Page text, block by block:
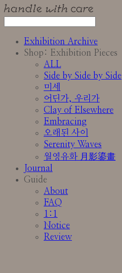
Exhibition Archive
Shop: Exhibition Pieces
ALL
Side by Side by Side
미세
어딘가, 우리가
Clay of Elsewhere
Embracing
오래된 사이
Serenity Waves
월영유화 月影鎏畫
Journal
Guide
About
FAQ
1:1
Notice
Review